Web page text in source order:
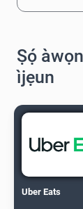
Ṣọ́
ìjẹun
Uber Eats